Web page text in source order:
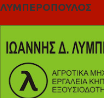
ΛΥΜΠΕΡΟΠΟΥΛΟΣ